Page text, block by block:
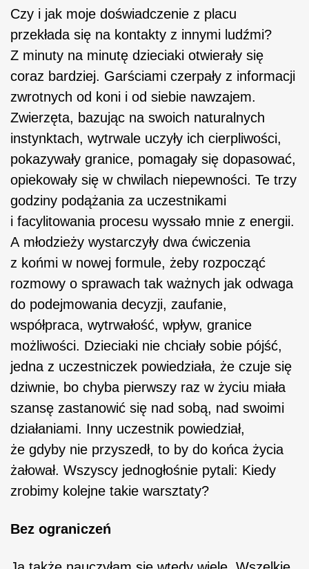
Czy i jak moje doświadczenie z placu
przekłada się na kontakty z innymi ludźmi?
Z minuty na minutę dzieciaki otwierały się
coraz bardziej. Garściami czerpały z informacji
zwrotnych od koni i od siebie nawzajem.
Zwierzęta, bazując na swoich naturalnych
instynktach, wytrwale uczyły ich cierpliwości,
pokazywały granice, pomagały się dopasować,
opiekowały się w chwilach niepewności. Te trzy
godziny podążania za uczestnikami
i facylitowania procesu wyssało mnie z energii.
A młodzieży wystarczyły dwa ćwiczenia
z końmi w nowej formule, żeby rozpocząć
rozmowy o sprawach tak ważnych jak odwaga
do podejmowania decyzji, zaufanie,
współpraca, wytrwałość, wpływ, granice
możliwości. Dzieciaki nie chciały sobie pójść,
jedna z uczestniczek powiedziała, że czuje się
dziwnie, bo chyba pierwszy raz w życiu miała
szansę zastanowić się nad sobą, nad swoimi
działaniami. Inny uczestnik powiedział,
że gdyby nie przyszedł, to by do końca życia
żałował. Wszyscy jednogłośnie pytali: Kiedy
zrobimy kolejne takie warsztaty?
Bez ograniczeń